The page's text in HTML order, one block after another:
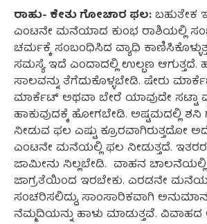
ರಾಹು- ಕೇತು ಗೋಚಾರ ಫಲ:ಬಹುತೇಕ
ಎಂಟನೇ ಮನೆಯಾದ ಕುಂಭ ರಾಶಿಯಲ್ಲಿ
ಚರ್ಮಕ್ಕೆ ಸಂಬಂಧಿಸಿದ ವ್ಯಾಧಿ
ಸಮಸ್ಯೆ ಇದೆ ಎಂದಾದಲ್ಲಿ ಉಲ್ಬಣ ಆಗುತ್ತದೆ.
ಸಾಲವನ್ನು ತೆಗೆದುಕೊಳ್ಳಬೇಡಿ. ಷೇರು
ಮಾರ್ಕೆಟ್ ಅಥವಾ ಬೇರೆ ಯಾವುದೇ ಸಟ್ಟಾ
ಹಾಕುವುದಕ್ಕೆ ಹೋಗಬೇಡಿ. ಅಷ್ಟಮದಲ್ಲಿ ಶನಿ
ನೀಡುವ ಫಲ ಎಷ್ಟು ಕ್ರೂರವಾಗಿರುತ್ತದೋ
ಎಂಟನೇ ಮನೆಯಲ್ಲಿ ಫಲ ನೀಡುತ್ತದೆ.
ಜಾಮೀನು ನಿಲ್ಲಬೇಡಿ. ವಾಹನ
ಜಾಗ್ರತೆಯಿಂದ ಇರಬೇಕು. ಎರಡನೇ
ಸಂಚರಿಸಲಿದ್ದು, ಸಾಂಸಾರಿಕವಾಗಿ
ನೆಮ್ಮದಿಯನ್ನು ಹಾಳು ಮಾಡುತ್ತವೆ.